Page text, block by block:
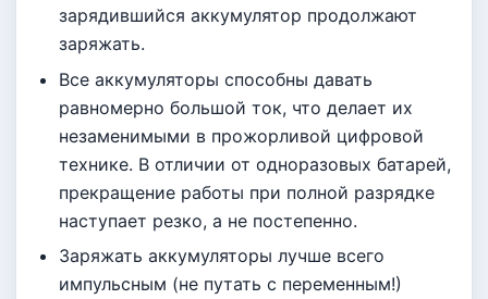
зарядившийся аккумулятор продолжают
заряжать.
Все аккумуляторы способны давать
равномерно большой ток, что делает их
незаменимыми в прожорливой цифровой
технике. В отличии от одноразовых батарей,
прекращение работы при полной разрядке
наступает резко, а не постепенно.
Заряжать аккумуляторы лучше всего
импульсным (не путать с переменным!)